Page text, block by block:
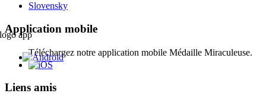
Slovensky
Application mobile
Téléchargez notre application mobile Médaille Miraculeuse.
Liens amis